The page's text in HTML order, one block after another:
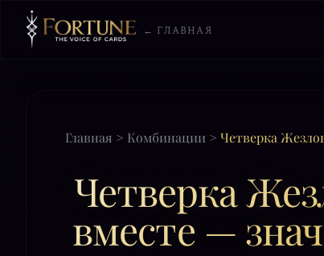
← ГЛАВНАЯ
Главная > Комбинации > Четверка
Четверка
вместе —